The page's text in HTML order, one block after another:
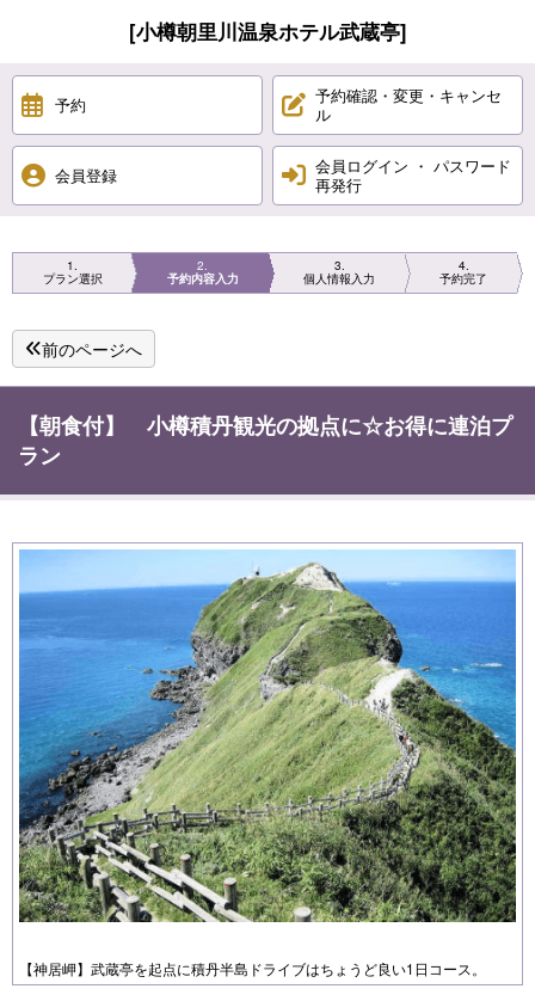
[小樽朝里川温泉ホテル武蔵亭]
予約
予約確認・変更・キャンセ
ル
会員登録
会員ログイン ・ パスワード
再発行
1
プラン選択
2
予約内容入力
3
個人情報入力
4
予約完了
前のページへ
【朝食付】 小樽積丹観光の拠点に☆お得に連泊プ
ラン
【神居岬】武蔵亭を起点に積丹半島ドライブはちょうど良い1日コース。